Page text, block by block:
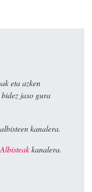
eta azken
jaso gura
albisteen kanalera.
kanalera.